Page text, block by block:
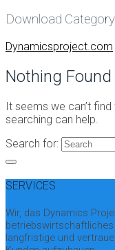
Download
Dynamicsproject.com
Nothing Found
It seems we can’t
searching can help.
Search for:
SERVICES
Wir, das Dynamics
langfristige und